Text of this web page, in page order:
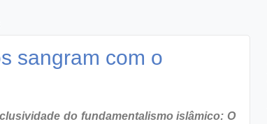
sangram com o
do fundamentalismo islâmico: O